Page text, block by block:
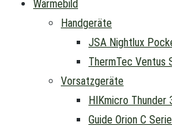
Wärmebild
Handgeräte
JSA Nightlux
ThermTec Ventus
Vorsatzgeräte
HIKmicro Thunder
Guide Orion C Serie